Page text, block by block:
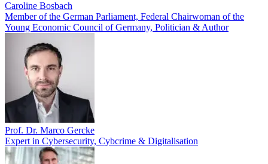
Caroline Bosbach
Member of the German Parliament, Federal Chairwoman of the
Young Economic Council of Germany, Politician & Author
Prof. Dr. Marco Gercke
Expert in Cybersecurity, Cybcrime & Digitalisation